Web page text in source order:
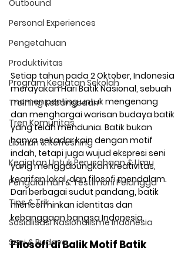
Outbound
Personal Experiences
Pengetahuan
Produktivitas
Program Kegiatan Sekolah
Training Kebangsaan
Tren Komunitas
Liburan & Refreshing
Kegiatan Untuk Perusahaan & Umu
Pengalaman & Testimoni Pelangga
Tips & Trik
Sosialisasi Nasionalisme Indonesia
Seni & Budaya
Setiap tahun pada 2 Oktober, Indonesia
merayakan Hari Batik Nasional, sebuah
momen penting untuk mengenang
dan menghargai warisan budaya batik
yang telah mendunia. Batik bukan
hanya sekadar kain dengan motif
indah, tetapi juga wujud ekspresi seni
yang menggabungkan kreativitas,
kearifan lokal, dan filosofi mendalam.
Dari berbagai sudut pandang, batik
mencerminkan identitas dan
kebanggaan bangsa Indonesia.
Filosofi di Balik Motif Batik